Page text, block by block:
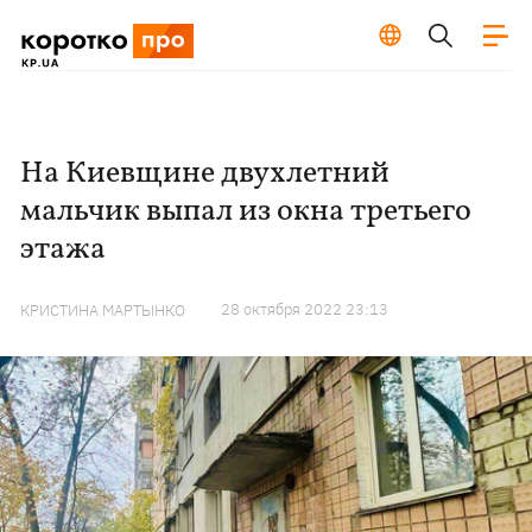
На Киевщине двухлетний
мальчик выпал из окна третьего
этажа
КРИСТИНА МАРТЫНКО 28 октября 2022 23:13